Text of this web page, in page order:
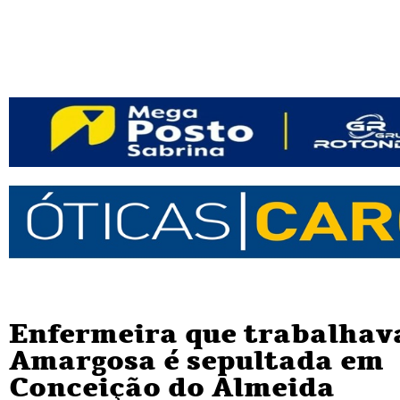
Enfermeira que
Amargosa é sepultada em
Conceição do Almeida